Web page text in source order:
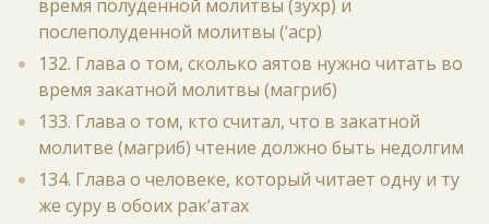
время полуденной молитвы (зухр) и
послеполуденной молитвы (‘аср)
132. Глава о том, сколько аятов нужно читать во
время закатной молитвы (магриб)
133. Глава о том, кто считал, что в закатной
молитве (магриб) чтение должно быть недолгим
134. Глава о человеке, который читает одну и ту
же суру в обоих рак‘атах